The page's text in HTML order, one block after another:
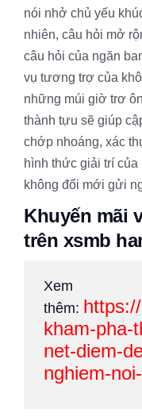
nói nhở chủ yếu
nhiên, câu hỏi mở
câu hỏi của ngăn
vụ tương trợ của
những múi giờ trơ
thành tựu sẽ giúp
chớp nhoáng, xác
hình thức giải trí
không đổi mới gửi
Khuyến mãi
trên xsmb
Xem
thêm:
kham-pha-
net-diem-
nghiem-